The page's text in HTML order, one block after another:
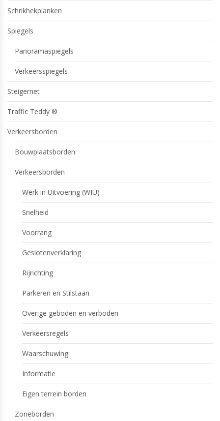
Schrikhekplanken
Spiegels
Panoramaspiegels
Verkeersspiegels
Steigernet
Traffic Teddy ®
Verkeersborden
Bouwplaatsborden
Verkeersborden
Werk in Uitvoering (WIU)
Snelheid
Voorrang
Geslotenverklaring
Rijrichting
Parkeren en Stilstaan
Overige geboden en verboden
Verkeersregels
Waarschuwing
Informatie
Eigen terrein borden
Zoneborden